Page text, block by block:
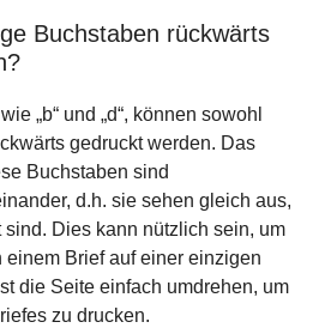
Buchstaben rückwärts
„b“ und „d“, können sowohl
gedruckt werden. Das
Buchstaben sind
d.h. sie sehen gleich aus,
Dies kann nützlich sein, um
einem Brief auf einer einzigen
die Seite einfach umdrehen, um
zu drucken.